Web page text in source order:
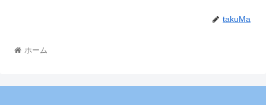
takuMa
ホーム